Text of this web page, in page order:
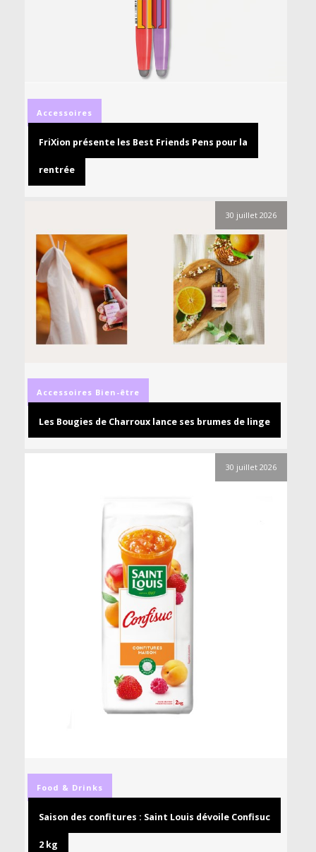
Accessoires
FriXion présente les Best Friends Pens pour la
rentrée
30 juillet 2026
Accessoires Bien-être
Les Bougies de Charroux lance ses brumes de linge
30 juillet 2026
Food & Drinks
Saison des confitures : Saint Louis dévoile Confisuc
2 kg